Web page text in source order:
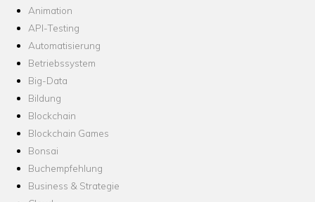
Animation
API-Testing
Automatisierung
Betriebssystem
Big-Data
Bildung
Blockchain
Blockchain Games
Bonsai
Buchempfehlung
Business & Strategie